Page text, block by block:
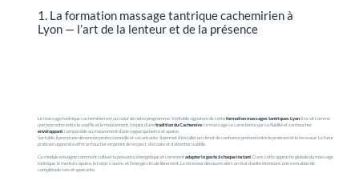
1. La formation massage tantrique cachemirien à
Lyon — l’art de la lenteur et de la présence
Le massage tantrique cachemirien est au cœur de notre programme. Véritable signature de cetteformation massages tantriques Lyon, il se vit comme
une rencontre entre le souffle et le mouvement. Inspiré d’unetradition du Cachemire, ce massage se caractérise par sa fluidité et son toucher
enveloppant, comparable au mouvement d’une vague qui berce et apaise.
Sur table, il prend une dimension professionnelle et sécurisante : il permet d’installer un climat de confiance profond entre le praticien et le receveur. Le futur
praticien apprend à offrir un toucher empreint de respect, d’écoute et d’attention subtile.
Ce module enseigne comment cultiver la présence énergétique et commentadapter le geste à chaque instant. Dans cette approche globale du massage
tantrique, le mental s’apaise, le corps s’ouvre, et l’énergie circule librement. Le receveur découvre alors un état d’unité intérieure, une sensation de
complétude rare et apaisante.